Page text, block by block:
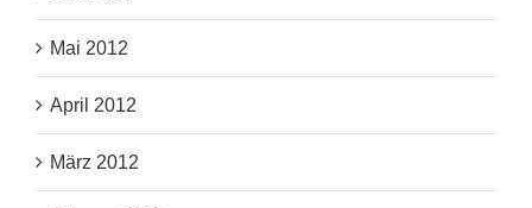
Mai 2012
April 2012
März 2012